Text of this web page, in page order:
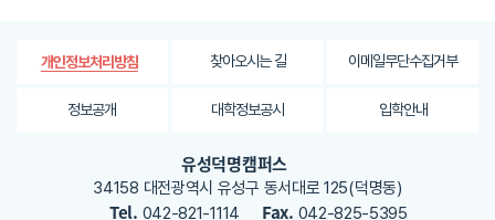
가
용
해
주
개인정보처리방침 찾아오시는 길 이메일무단수집거부
정보공개 대학정보공시 입학안내
유성덕명캠퍼스
34158 대전광역시 유성구 동서대로 125(덕명동)
Tel. 042-821-1114 Fax. 042-825-5395